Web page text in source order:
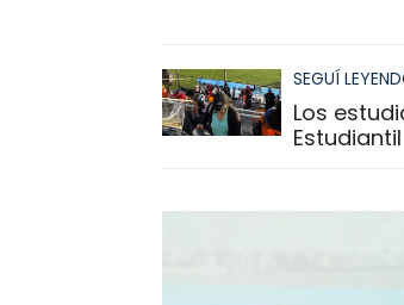
SEGUÍ
Los
Estudiantil